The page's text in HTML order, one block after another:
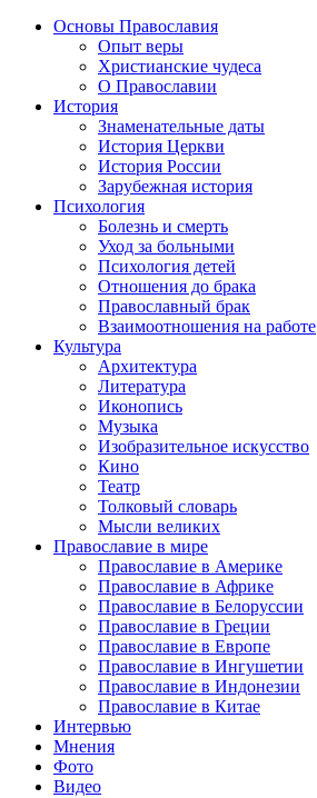
Основы Православия
Опыт веры
Христианские чудеса
О Православии
История
Знаменательные даты
История Церкви
История России
Зарубежная история
Психология
Болезнь и смерть
Уход за больными
Психология детей
Отношения до брака
Православный брак
Взаимоотношения на работе
Культура
Архитектура
Литература
Иконопись
Музыка
Изобразительное искусство
Кино
Театр
Толковый словарь
Мысли великих
Православие в мире
Православие в Америке
Православие в Африке
Православие в Белоруссии
Православие в Греции
Православие в Европе
Православие в Ингушетии
Православие в Индонезии
Православие в Китае
Интервью
Мнения
Фото
Видео